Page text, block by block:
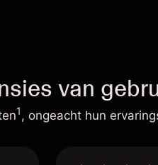
van
1, ongeacht hun